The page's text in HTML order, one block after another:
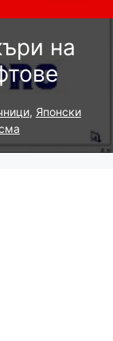
на
, Японски